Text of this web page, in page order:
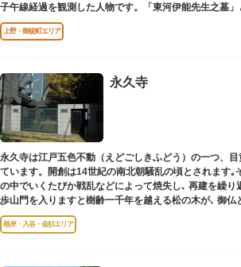
子午線経過を観測した人物です。「東河伊能先生之墓
寺（げんくうじ）にあります。
上野・御徒町エリア
永久寺
永久寺は江戸五色不動（えどごしきふどう）の一つ、
ています。開創は14世紀の南北朝騒乱の頃とされます｡
の中でいくたびか戦乱などによって焼失し､ 再建を繰り
歩山門を入りますと樹齢一千年を越える松の木が､ 御仏
かに迎えています｡
根岸・入谷・金杉エリア